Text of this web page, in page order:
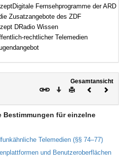
Fernsehprogramme der ARD
Zusatzangebote des ZDF
DRadio Wissen
rechtlicher Telemedien
Gesamtansicht
Download
DruckenVorheriges
Bestimmungen für einzelne
Telemedien (§§ 74–77)
und Benutzeroberflächen